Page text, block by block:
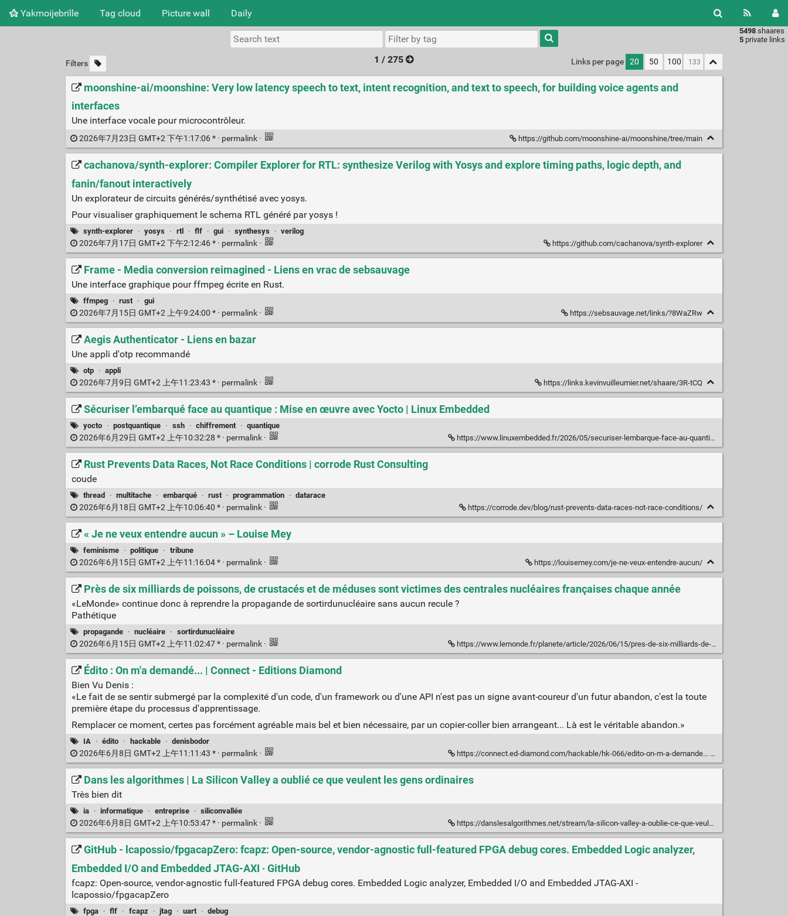
Yakmoijebrille Tag cloud Picture wall Daily
5498 shaares
5 private links
Type 1 or
more
characters
results.
Filters 1 / 275 Links per page 20 50 100
moonshine-ai/moonshine: Very low latency speech to text, intent recognition, and text to speech, for building voice agents and
interfaces
Une interface vocale pour microcontrôleur.
2026年7月23日 GMT+2 下午1:17:06 * · permalink · https://github.com/moonshine-ai/moonshine/tree/main
cachanova/synth-explorer: Compiler Explorer for RTL: synthesize Verilog with Yosys and explore timing paths, logic depth, and
fanin/fanout interactively
Un explorateur de circuits générés/synthétisé avec yosys.
Pour visualiser graphiquement le schema RTL généré par yosys !
synth-explorer · yosys · rtl · flf · gui · synthesys · verilog
2026年7月17日 GMT+2 下午2:12:46 * · permalink · https://github.com/cachanova/synth-explorer
Frame - Media conversion reimagined - Liens en vrac de sebsauvage
Une interface graphique pour ffmpeg écrite en Rust.
ffmpeg · rust · gui
2026年7月15日 GMT+2 上午9:24:00 * · permalink · https://sebsauvage.net/links/?8WaZRw
Aegis Authenticator - Liens en bazar
Une appli d'otp recommandé
otp · appli
2026年7月9日 GMT+2 上午11:23:43 * · permalink · https://links.kevinvuilleumier.net/shaare/3R-tCQ
Sécuriser l’embarqué face au quantique : Mise en œuvre avec Yocto | Linux Embedded
yocto · postquantique · ssh · chiffrement · quantique
2026年6月29日 GMT+2 上午10:32:28 * · permalink · https://www.linuxembedded.fr/2026/05/securiser-lembarque-face-au-quantique-mise-en-oeuvre-avec-yocto
Rust Prevents Data Races, Not Race Conditions | corrode Rust Consulting
coude
thread · multitache · embarqué · rust · programmation · datarace
2026年6月18日 GMT+2 上午10:06:40 * · permalink · https://corrode.dev/blog/rust-prevents-data-races-not-race-conditions/
« Je ne veux entendre aucun » – Louise Mey
feminisme · politique · tribune
2026年6月15日 GMT+2 上午11:16:04 * · permalink · https://louisemey.com/je-ne-veux-entendre-aucun/
Près de six milliards de poissons, de crustacés et de méduses sont victimes des centrales nucléaires françaises chaque année
«LeMonde» continue donc à reprendre la propagande de sortirdunucléaire sans aucun recule ?
Pathétique
propagande · nucléaire · sortirdunucléaire
2026年6月15日 GMT+2 上午11:02:47 * · permalink · https://www.lemonde.fr/planete/article/2026/06/15/pres-de-six-milliards-de-poissons-de-crustaces-et-de-meduses-sont-victimes-des-centrales-nucleaires-francaises-chaque-annee_6703147_3244.html
Édito : On m'a demandé... | Connect - Editions Diamond
Bien Vu Denis :
«Le fait de se sentir submergé par la complexité d'un code, d'un framework ou d'une API n'est pas un signe avant-coureur d'un futur abandon, c'est la toute
première étape du processus d'apprentissage.
Remplacer ce moment, certes pas forcément agréable mais bel et bien nécessaire, par un copier-coller bien arrangeant... Là est le véritable abandon.»
IA · édito · hackable · denisbodor
2026年6月8日 GMT+2 上午11:11:43 * · permalink · https://connect.ed-diamond.com/hackable/hk-066/edito-on-m-a-demande...
Dans les algorithmes | La Silicon Valley a oublié ce que veulent les gens ordinaires
Très bien dit
ia · informatique · entreprise · siliconvallée
2026年6月8日 GMT+2 上午10:53:47 * · permalink · https://danslesalgorithmes.net/stream/la-silicon-valley-a-oublie-ce-que-veulent-les-gens-ordinaires/
GitHub - lcapossio/fpgacapZero: fcapz: Open-source, vendor-agnostic full-featured FPGA debug cores. Embedded Logic analyzer,
Embedded I/O and Embedded JTAG-AXI · GitHub
fcapz: Open-source, vendor-agnostic full-featured FPGA debug cores. Embedded Logic analyzer, Embedded I/O and Embedded JTAG-AXI -
lcapossio/fpgacapZero
fpga · flf · fcapz · jtag · uart · debug